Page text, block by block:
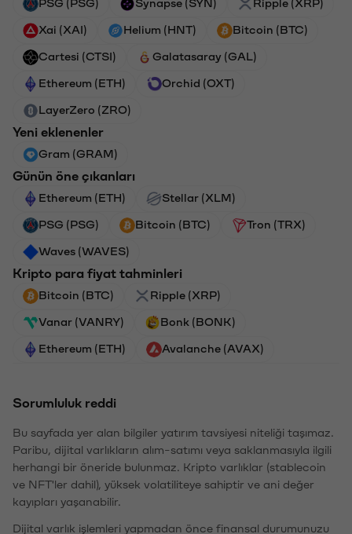
Xai (XAI) Helium (HNT) Bitcoin (BTC)
Cartesi (CTSI) Galatasaray (GAL)
Ethereum (ETH) Orchid (OXT)
LayerZero (ZRO)
Yeni eklenenler
Gram (GRAM)
Günün öne çıkanları
Ethereum (ETH) Stellar (XLM)
PSG (PSG) Bitcoin (BTC) Tron (TRX)
Waves (WAVES)
Kripto para fiyat tahminleri
Bitcoin (BTC) Ripple (XRP)
Vanar (VANRY) Bonk (BONK)
Ethereum (ETH) Avalanche (AVAX)
Sorumluluk reddi
Bu sayfada yer alan bilgiler yatırım tavsiyesi niteliği taşımaz.
Paribu, dijital varlıkların alım-satımı veya saklanmasıyla ilgili
herhangi bir öneride bulunmaz. Kripto varlıklar (stablecoin
ve NFT'ler dahil), yüksek volatiliteye sahiptir ve ani değer
kayıpları yaşanabilir.
Dijital varlık işlemleri yapmadan önce finansal durumunuzu